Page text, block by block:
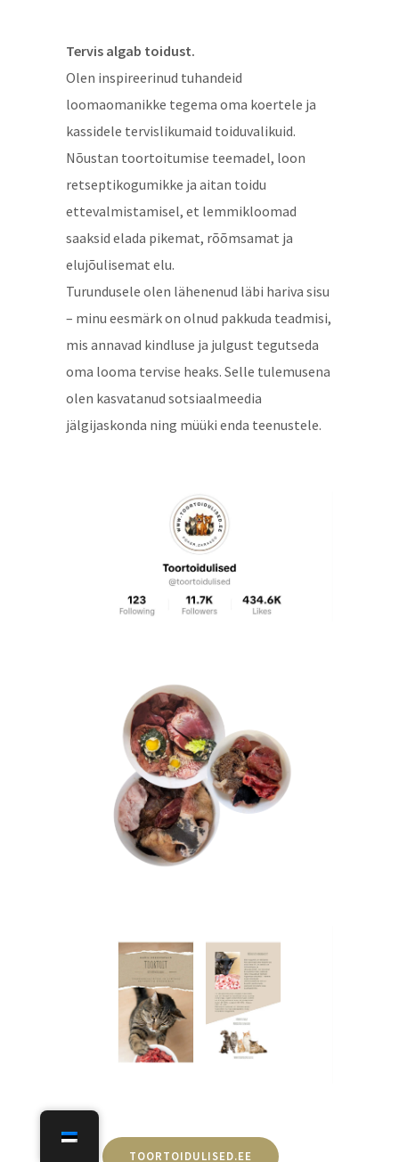
Tervis algab toidust.
Olen inspireerinud tuhandeid
loomaomanikke tegema oma koertele ja
kassidele tervislikumaid toiduvalikuid.
Nõustan toortoitumise teemadel, loon
retseptikogumikke ja aitan toidu
ettevalmistamisel, et lemmikloomad
saaksid elada pikemat, rõõmsamat ja
elujõulisemat elu.
Turundusele olen lähenenud läbi hariva sisu
– minu eesmärk on olnud pakkuda teadmisi,
mis annavad kindluse ja julgust tegutseda
oma looma tervise heaks. Selle tulemusena
olen kasvatanud sotsiaalmeedia
jälgijaskonda ning müüki enda teenustele.
TOORTOIDULISED.EE